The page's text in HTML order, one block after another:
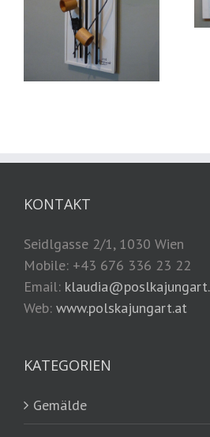
KONTAKT
Seidlgasse 2/1, 1030 Wien
Mobile: +43 676 336 23 22
Email:
Web: www.polskajungart.at
KATEGORIEN
Gemälde